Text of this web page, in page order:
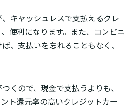
キャッシュレスで支払えるクレ
便利になります。また、コンビニ
、支払いを忘れることもなく、
くので、現金で支払うよりも、
ト還元率の高いクレジットカー